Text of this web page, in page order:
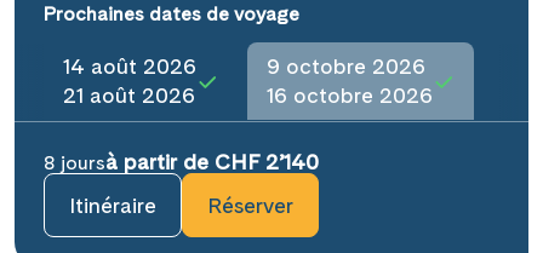
Prochaines dates de voyage
14 août 2026
21 août 2026
9 octobre 2026
16 octobre 2026
8 joursà partir de CHF 2’140
Itinéraire
Réserver